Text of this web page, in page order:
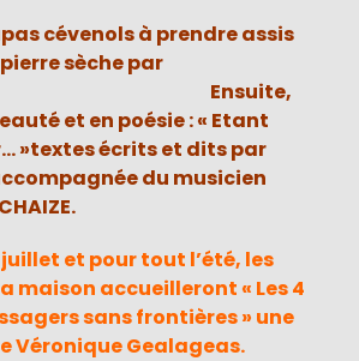
cévenols à prendre assis
sèche par
Ensuite,
et en poésie : « Etant
»textes écrits et dits par
du musicien
juillet et pour tout l’été, les
maison accueilleront « Les 4
sans frontières » une
Véronique Gealageas.